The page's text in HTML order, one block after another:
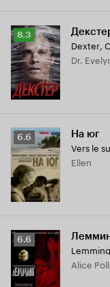
Рейтинг
Кинопоиска
8.3
8.3
Dexter,
Dr.
Рейтинг
Кинопоиска
6.6
6.6 На юг
Vers le
Ellen
Рейтинг
Кинопоиска
6.6
6.6
Lemming
Alice